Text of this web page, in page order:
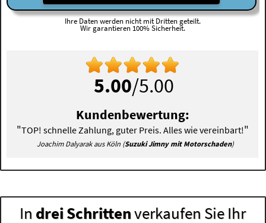
Ihre Daten werden nicht mit Dritten geteilt.
Wir garantieren 100% Sicherheit.
5.00/5.00
Kundenbewertung:
"TOP! schnelle Zahlung, guter Preis. Alles wie vereinbart!"
Joachim Dalyarak aus Köln (Suzuki Jimny mit Motorschaden)
In drei Schrittenverkaufen Sie Ihr